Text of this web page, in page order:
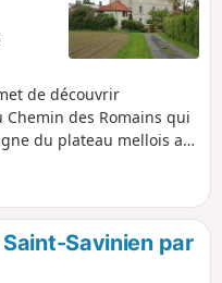
de découvrir
des Romains qui
du plateau mellois au
le magnifique Logis de
douves.
Savinien par